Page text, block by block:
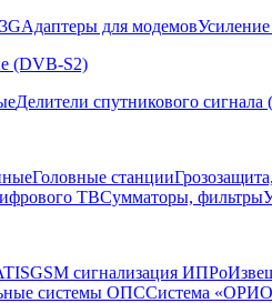
Адаптеры для модемовУсиление
(DVB-S2)
Делители спутникового
Головные станции
ТВСумматоры, фильтры
GSM сигнализация ИПРо
системы ОПССистема